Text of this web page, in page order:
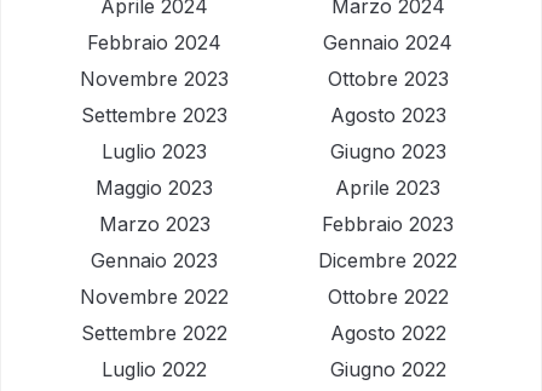
Aprile 2024
Marzo 2024
Febbraio 2024
Gennaio 2024
Novembre 2023
Ottobre 2023
Settembre 2023
Agosto 2023
Luglio 2023
Giugno 2023
Maggio 2023
Aprile 2023
Marzo 2023
Febbraio 2023
Gennaio 2023
Dicembre 2022
Novembre 2022
Ottobre 2022
Settembre 2022
Agosto 2022
Luglio 2022
Giugno 2022